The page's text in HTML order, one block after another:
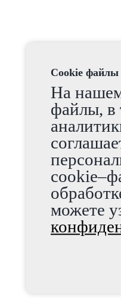
Cookie файлы
На
файлы, в
можете